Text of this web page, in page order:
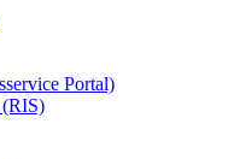
Portal)
(RIS)